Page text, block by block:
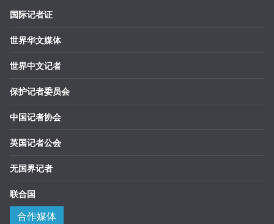
国际记者证
世界华文媒体
世界中文记者
保护记者委员会
中国记者协会
英国记者公会
无国界记者
联合国
合作媒体